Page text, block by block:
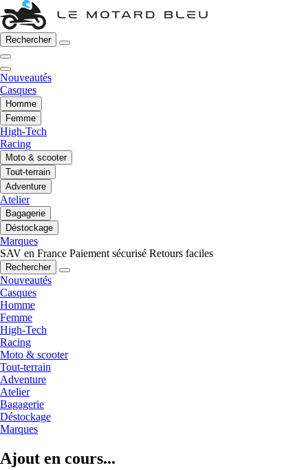
Rechercher
Nouveautés
Casques
Homme
Femme
High-Tech
Racing
Moto & scooter
Tout-terrain
Adventure
Atelier
Bagagerie
Déstockage
Marques
SAV en France Paiement sécurisé Retours faciles
Rechercher
Nouveautés
Casques
Homme
Femme
High-Tech
Racing
Moto & scooter
Tout-terrain
Adventure
Atelier
Bagagerie
Déstockage
Marques
Ajout en cours...